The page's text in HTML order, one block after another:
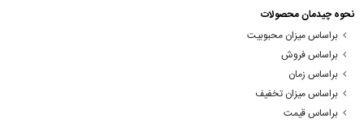
نحوه چیدمان محصولات
براساس میزان محبوبیت
براساس فروش
براساس زمان
براساس میزان تخفیف
براساس قیمت